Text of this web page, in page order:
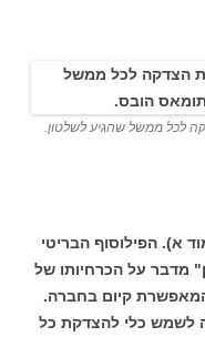
לכל ממשל שהגיע לשלטון.
א). הפילוסוף הבריטי
בספרו "לויתן" מדבר על הכרחיותו של
קיום בחברה.
לשמש כלי להצדקת כל